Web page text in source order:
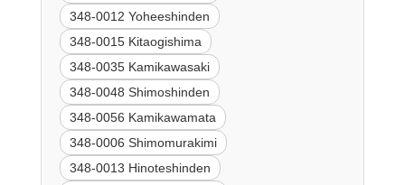
348-0012 Yoheeshinden
348-0015 Kitaogishima
348-0035 Kamikawasaki
348-0048 Shimoshinden
348-0056 Kamikawamata
348-0006 Shimomurakimi
348-0013 Hinoteshinden